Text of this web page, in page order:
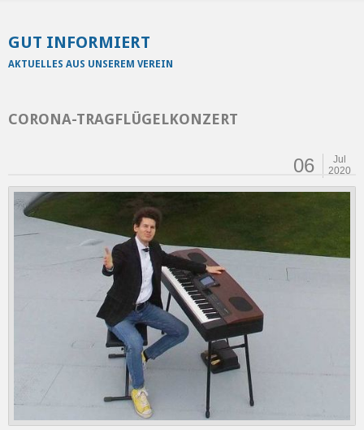
GUT INFORMIERT
AKTUELLES AUS UNSEREM VEREIN
CORONA-TRAGFLÜGELKONZERT
06
Jul
2020